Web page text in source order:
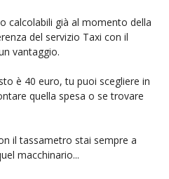
calcolabili già al momento della
del servizio Taxi con il
vantaggio.
è 40 euro, tu puoi scegliere in
quella spesa o se trovare
il tassametro stai sempre a
macchinario...